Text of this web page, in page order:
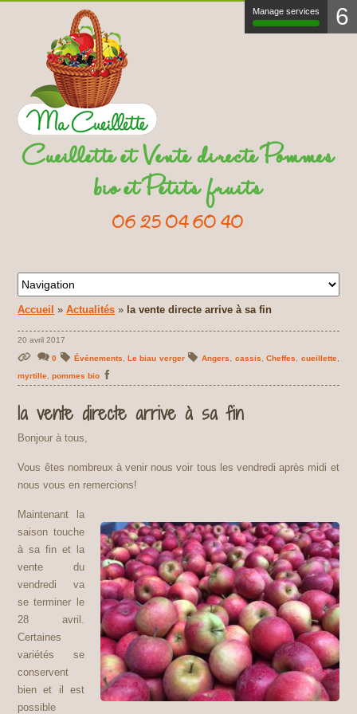
Cueillette et Vente directe Pommes
bio et Petits fruits
06 25 04 60 40
Accueil »Actualités » la vente directe arrive à sa fin
20 avril 2017
0 Événements ,Le biau verger Angers cassis ,Cheffes cueillette,
myrtille ,pommes bio
la vente directe arrive à sa fin
Bonjour à tous,
Vous êtes nombreux à venir nous voir tous les vendredi après midi et
nous vous en remercions!
Maintenant la
saison touche
à sa fin et la
vente du
vendredi va
se terminer le
28 avril.
Certaines
variétés se
conservent
bien et il est
possible
Manage services 6